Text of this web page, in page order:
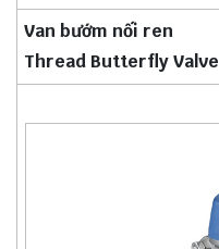
Van bướm nối ren
Thread Butterfly Valve